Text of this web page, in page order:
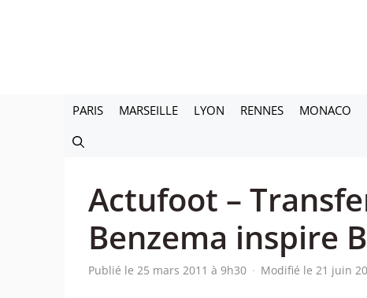
PARIS MARSEILLE LYON RENNES MONACO
Actufoot –
Benzema inspire
Publié le 25 mars 2011 à 9h30 · Modifié le 21 juin